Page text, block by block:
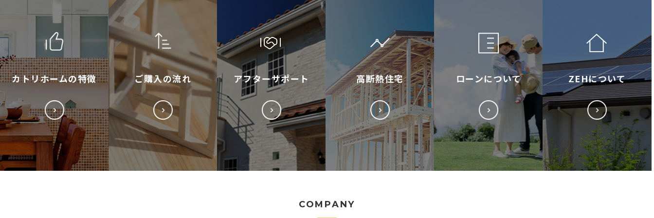
カトリホームの特徴 ご購入の流れ アフターサポート 高断熱住宅 ローンについて ZEHについて
COMPANY